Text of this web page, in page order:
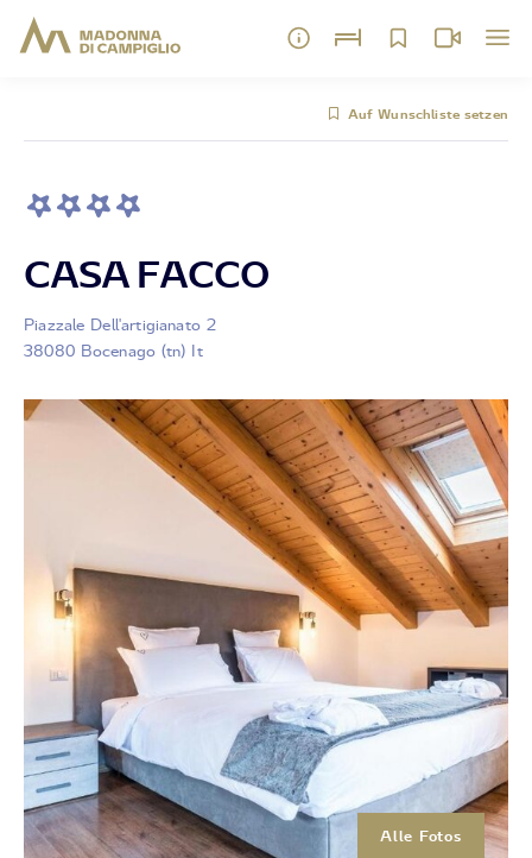
Auf Wunschliste setzen
CASA FACCO
Piazzale Dell'artigianato 2
38080 Bocenago (tn) It
Alle Fotos